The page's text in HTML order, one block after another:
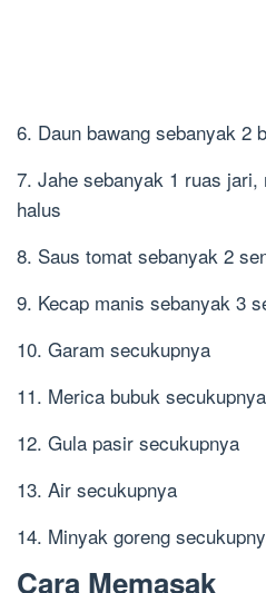
6. Daun bawang sebanyak 2
7. Jahe sebanyak 1 ruas
halus
8. Saus tomat sebanyak 2
9. Kecap manis sebanyak 3
10. Garam secukupnya
11. Merica bubuk secukupnya
12. Gula pasir secukupnya
13. Air secukupnya
14. Minyak goreng
Cara Memasak